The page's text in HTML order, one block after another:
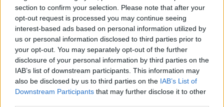
section to confirm your selection. Please note that after your
opt-out request is processed you may continue seeing
interest-based ads based on personal information utilized by
us or personal information disclosed to third parties prior to
your opt-out. You may separately opt-out of the further
disclosure of your personal information by third parties on the
IAB’s list of downstream participants. This information may
also be disclosed by us to third parties on the IAB’s List of
Downstream Participants that may further disclose it to other
Съвет: Премина ли през седемте нива на събитието?
Продължавай да се трудиш, класирай се в Топ 1000
и спечели пълна кутия със съкровища!
Информация тук потърси, разгледай и се приготви:
------------------------ линк------------------------
Мнение тук сподели и нещо ново научи: